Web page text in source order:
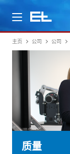
产品
公司
主页 公司 公司
质量